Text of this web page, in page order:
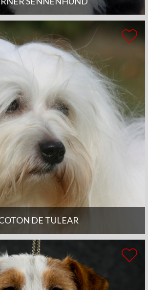
DE TULEAR